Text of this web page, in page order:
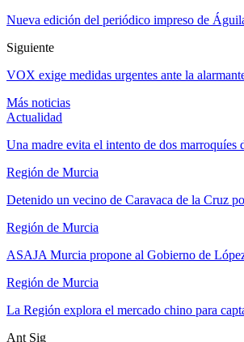
Nueva edición del periódico impreso de
Siguiente
VOX exige medidas urgentes ante la
Más noticias
Actualidad
Una madre evita el intento de dos
Región de Murcia
Detenido un vecino de Caravaca de la Cruz
Región de Murcia
ASAJA Murcia propone al Gobierno de
Región de Murcia
La Región explora el mercado chino para
Ant Sig